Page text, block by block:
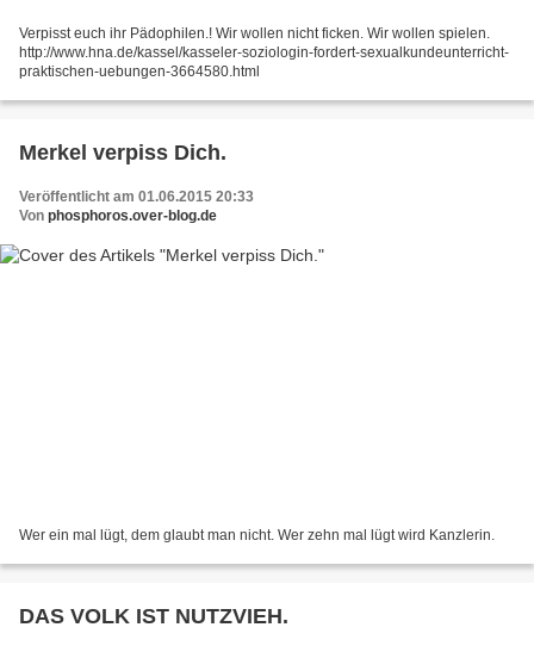
Verpisst euch ihr Pädophilen.! Wir wollen nicht ficken. Wir wollen spielen.
http://www.hna.de/kassel/kasseler-soziologin-fordert-sexualkundeunterricht-
praktischen-uebungen-3664580.html
Merkel verpiss Dich.
Veröffentlicht am 01.06.2015 20:33
Von phosphoros.over-blog.de
Wer ein mal lügt, dem glaubt man nicht. Wer zehn mal lügt wird Kanzlerin.
DAS VOLK IST NUTZVIEH.